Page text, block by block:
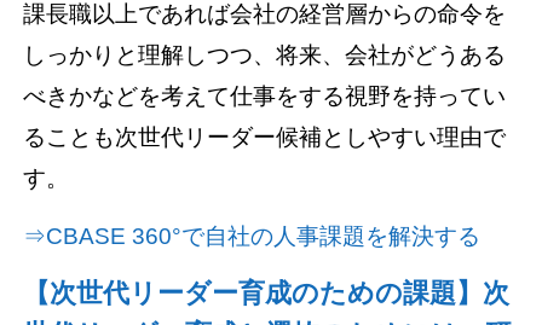
課長職以上であれば会社の経営層からの命令を
しっかりと理解しつつ、将来、会社がどうある
べきかなどを考えて仕事をする視野を持ってい
ることも次世代リーダー候補としやすい理由で
す。
⇒CBASE 360°で自社の人事課題を解決する
【次世代リーダー育成のための課題】次